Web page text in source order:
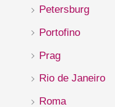
Petersburg
Portofino
Prag
Rio de Janeiro
Roma